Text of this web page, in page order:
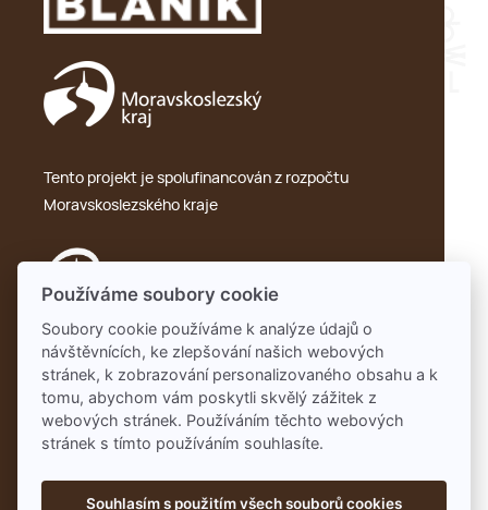
Tento projekt je spolufinancován z rozpočtu
Moravskoslezského kraje
Ochrana osobních údajů – GDPR
Používáme soubory cookie
Soubory cookie používáme k analýze údajů o
návštěvnících, ke zlepšování našich webových
stránek, k zobrazování personalizovaného obsahu a k
tomu, abychom vám poskytli skvělý zážitek z
webových stránek. Používáním těchto webových
stránek s tímto používáním souhlasíte.
Souhlasím s použitím všech souborů cookies